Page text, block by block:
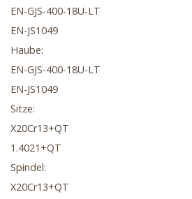
EN-GJS-400-18U-LT
EN-JS1049
Haube:
EN-GJS-400-18U-LT
EN-JS1049
Sitze:
X20Cr13+QT
1.4021+QT
Spindel:
X20Cr13+QT